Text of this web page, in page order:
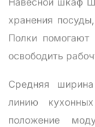
хранения
Полки помогают
освободить
Средняя
линию
положение